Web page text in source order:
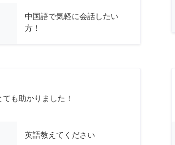
中国語で気軽に会話したい
方！
も助かりました！
英語教えてください